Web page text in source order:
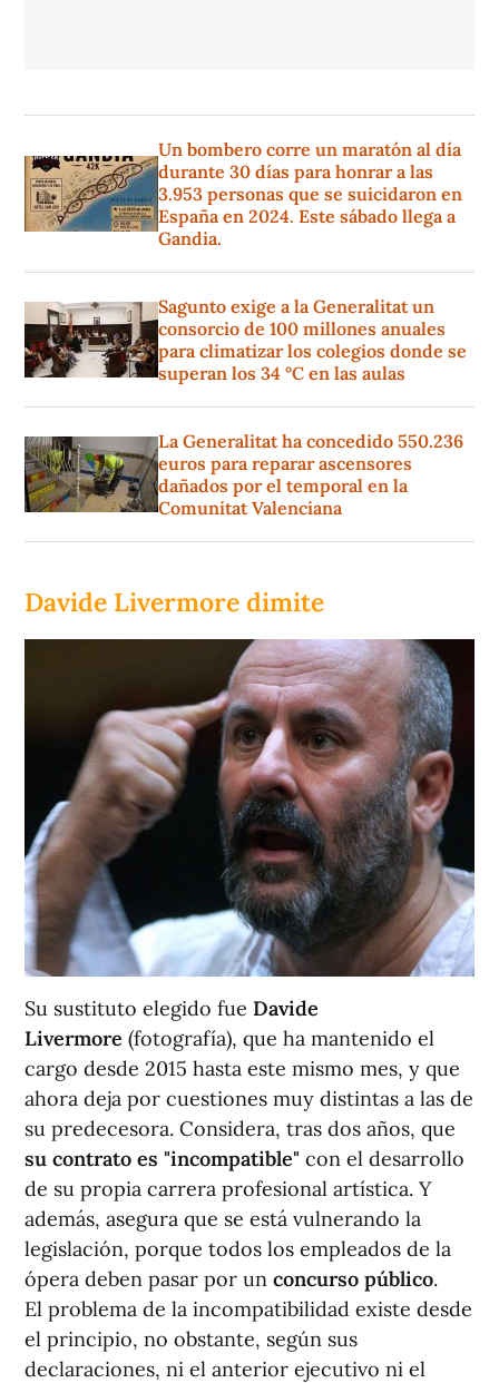
Un bombero corre un maratón al día
durante 30 días para honrar a las
3.953 personas que se suicidaron en
España en 2024. Este sábado llega a
Gandia.
Sagunto exige a la Generalitat un
consorcio de 100 millones anuales
para climatizar los colegios donde se
superan los 34 °C en las aulas
La Generalitat ha concedido 550.236
euros para reparar ascensores
dañados por el temporal en la
Comunitat Valenciana
Davide Livermore dimite
Su sustituto elegido fue Davide
Livermore (fotografía), que ha mantenido el
cargo desde 2015 hasta este mismo mes, y que
ahora deja por cuestiones muy distintas a las de
su predecesora. Considera, tras dos años, que
su contrato es "incompatible" con el desarrollo
de su propia carrera profesional artística. Y
además, asegura que se está vulnerando la
legislación, porque todos los empleados de la
ópera deben pasar por un concurso público.
El problema de la incompatibilidad existe desde
el principio, no obstante, según sus
declaraciones, ni el anterior ejecutivo ni el